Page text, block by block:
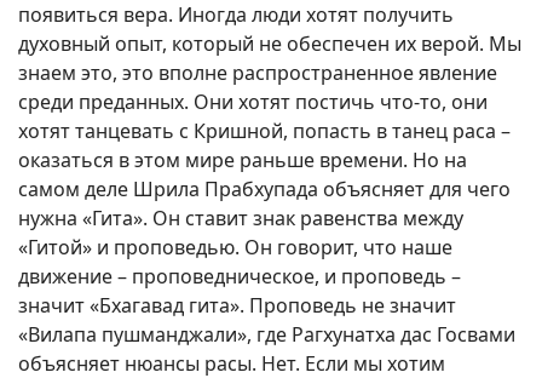
появиться вера. Иногда люди хотят получить
духовный опыт, который не обеспечен их верой. Мы
знаем это, это вполне распространенное явление
среди преданных. Они хотят постичь что-то, они
хотят танцевать с Кришной, попасть в танец раса –
оказаться в этом мире раньше времени. Но на
самом деле Шрила Прабхупада объясняет для чего
нужна «Гита». Он ставит знак равенства между
«Гитой» и проповедью. Он говорит, что наше
движение – проповедническое, и проповедь –
значит «Бхагавад гита». Проповедь не значит
«Вилапа пушманджали», где Рагхунатха дас Госвами
объясняет нюансы расы. Нет. Если мы хотим